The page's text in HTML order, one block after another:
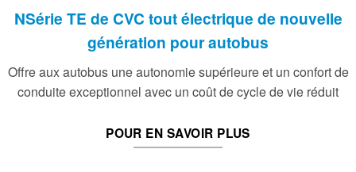
NSérie TE de CVC tout électrique de nouvelle
génération pour autobus
Offre aux autobus une autonomie supérieure et un confort de
conduite exceptionnel avec un coût de cycle de vie réduit
POUR EN SAVOIR PLUS